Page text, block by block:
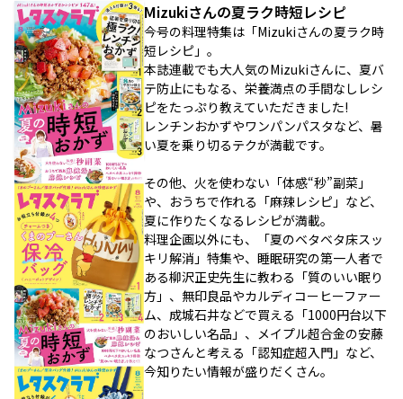
Mizukiさんの夏ラク時短レシピ
今号の料理特集は「Mizukiさんの夏ラク時
短レシピ」。
本誌連載でも大人気のMizukiさんに、夏バ
テ防止にもなる、栄養満点の手間なしレシ
ピをたっぷり教えていただきました!
レンチンおかずやワンパンパスタなど、暑
い夏を乗り切るテクが満載です。
その他、火を使わない「体感“秒”副菜」
や、おうちで作れる「麻辣レシピ」など、
夏に作りたくなるレシピが満載。
料理企画以外にも、「夏のベタベタ床スッ
キリ解消」特集や、睡眠研究の第一人者で
ある柳沢正史先生に教わる「質のいい眠り
方」、無印良品やカルディコーヒーファー
ム、成城石井などで買える「1000円台以下
のおいしい名品」、メイプル超合金の安藤
なつさんと考える「認知症超入門」など、
今知りたい情報が盛りだくさん。